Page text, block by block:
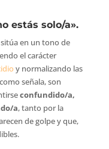
estás solo/a».
sitúa en un tono de
el carácter
y normalizando las
señala, son
confundido/a,
a, tanto por la
de golpe y que,